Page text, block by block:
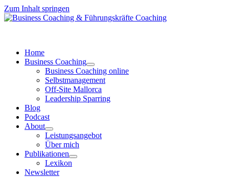
Zum Inhalt springen
Home
Business Coaching
Business Coaching online
Selbstmanagement
Off-Site Mallorca
Leadership Sparring
Blog
Podcast
About
Leistungsangebot
Über mich
Publikationen
Lexikon
Newsletter